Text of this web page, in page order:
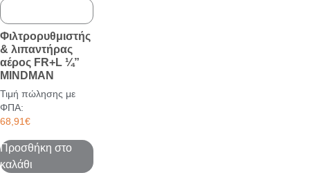
Φιλτρορυθμιστής
& λιπαντήρας
αέρος FR+L ¼”
MINDMAN
Τιμή πώλησης με
ΦΠΑ:
68,91 €
Προσθήκη στο
καλάθι